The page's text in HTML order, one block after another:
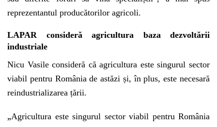
reprezentantul producătorilor agricoli.
LAPAR consideră agricultura baza dezvoltării
industriale
Nicu Vasile consideră că agricultura este singurul sector
viabil pentru România de astăzi și, în plus, este necesară
reindustrializarea țării.
„Agricultura este singurul sector viabil pentru România